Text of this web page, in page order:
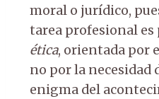
moral o jurídico,
tarea profesional
ética, orientada por
no por la necesidad
enigma del